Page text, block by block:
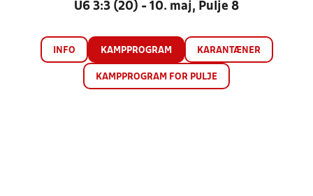
U6 3:3 (20) - 10. maj, Pulje 8
INFO KAMPPROGRAM KARANTÆNER
KAMPPROGRAM FOR PULJE